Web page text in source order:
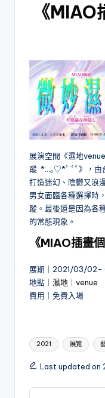
《
展演空間《濕地
蹤 *:..｡♡*ﾟ¨ﾟﾟ》，由
打造迷幻、陰鬱又浪
男女面臨各種選擇時
蹤。最後還是因為各
的常態現象。
《MIAO插畫
展期｜2021/03/02-
地點｜ 濕地｜venue
費用｜免費入場
Tags:
2021 展覽
Last updated on